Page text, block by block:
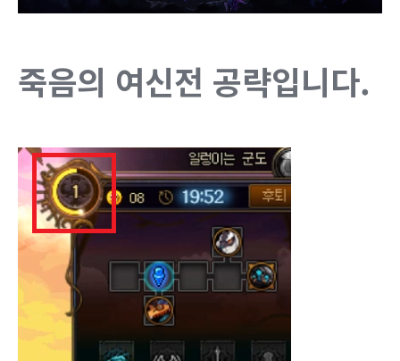
죽음의 여신전 공략입니다.